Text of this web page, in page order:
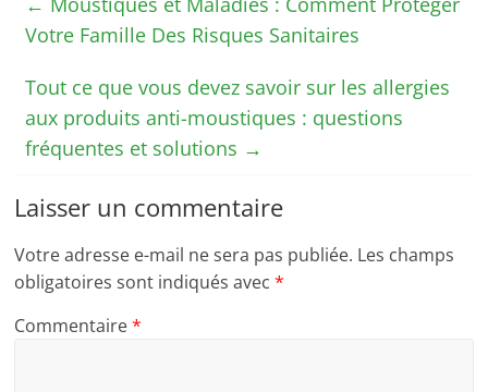
Votre Famille Des Risques Sanitaires
Tout ce que vous devez savoir sur les allergies
aux produits anti-moustiques : questions
fréquentes et solutions →
Laisser un commentaire
Votre adresse e-mail ne sera pas publiée. Les champs
obligatoires sont indiqués avec*
Commentaire*